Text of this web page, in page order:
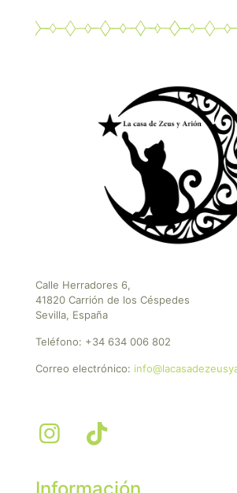
Calle Herradores 6,
41820 Carrión de los Céspedes
Sevilla, España
Teléfono: +34 634 006 802
Correo electrónico:
Información